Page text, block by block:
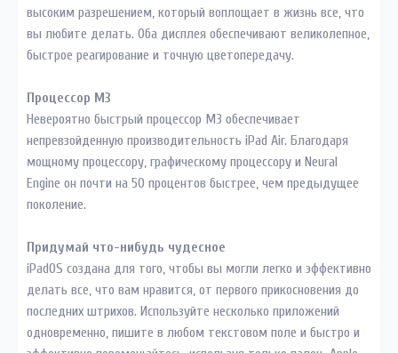
высоким разрешением, который воплощает в жизнь все, что
вы любите делать. Оба дисплея обеспечивают великолепное,
быстрое реагирование и точную цветопередачу.
Процессор M3
Невероятно быстрый процессор M3 обеспечивает
непревзойденную производительность iPad Air. Благодаря
мощному процессору, графическому процессору и Neural
Engine он почти на 50 процентов быстрее, чем предыдущее
поколение.
Придумай что-нибудь чудесное
iPadOS создана для того, чтобы вы могли легко и эффективно
делать все, что вам нравится, от первого прикосновения до
последних штрихов. Используйте несколько приложений
одновременно, пишите в любом текстовом поле и быстро и